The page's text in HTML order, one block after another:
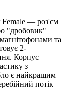
Female — роз'єм
"дробовик"
та
2-
Корпус
з
є найкращим
потік